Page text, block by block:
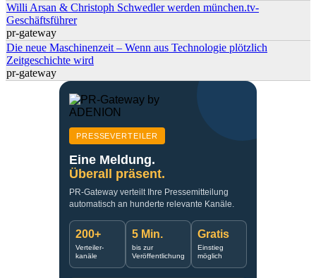
Willi Arsan & Christoph Schwedler werden münchen.tv-
Geschäftsführer
pr-gateway
Die neue Maschinenzeit – Wenn aus Technologie plötzlich
Zeitgeschichte wird
pr-gateway
PRESSEVERTEILER
Eine Meldung.
Überall präsent.
PR-Gateway verteilt Ihre Pressemitteilung
automatisch an hunderte relevante Kanäle.
200+
Verteiler-
kanäle
5 Min.
bis zur
Veröffentlichung
Gratis
Einstieg
möglich